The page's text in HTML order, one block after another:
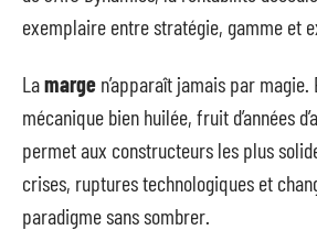
exemplaire entre stratégie, gamme et
Lamarge n’apparaît jamais par magie.
mécanique bien huilée, fruit d’années
permet aux constructeurs les plus
crises, ruptures technologiques et
paradigme sans sombrer.